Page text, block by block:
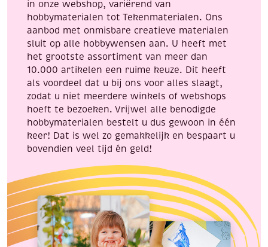
in onze webshop, variërend van
hobbymaterialen tot Tekenmaterialen. Ons
aanbod met onmisbare creatieve materialen
sluit op alle hobbywensen aan. U heeft met
het grootste assortiment van meer dan
10.000 artikelen een ruime keuze. Dit heeft
als voordeel dat u bij ons voor alles slaagt,
zodat u niet meerdere winkels of webshops
hoeft te bezoeken. Vrijwel alle benodigde
hobbymaterialen bestelt u dus gewoon in één
keer! Dat is wel zo gemakkelijk en bespaart u
bovendien veel tijd én geld!